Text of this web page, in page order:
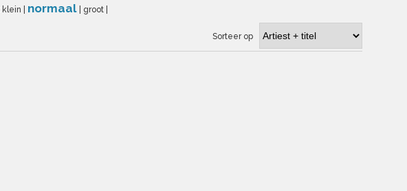
klein normaal groot
Sorteer op